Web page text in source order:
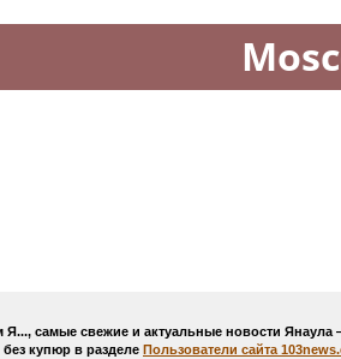
Я..., самые свежие и актуальные новости
купюр в разделе Пользователи сайта